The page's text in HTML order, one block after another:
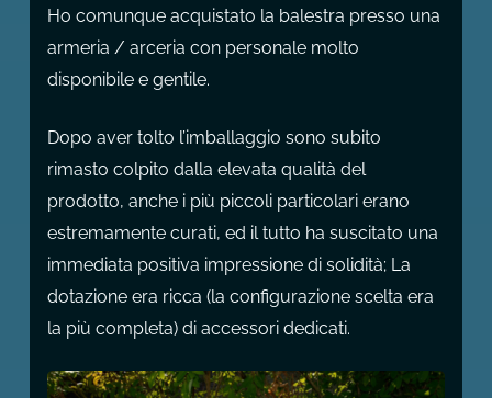
Ho comunque acquistato la balestra presso una
armeria / arceria con personale molto
disponibile e gentile.
Dopo aver tolto l’imballaggio sono subito
rimasto colpito dalla elevata qualità del
prodotto, anche i più piccoli particolari erano
estremamente curati, ed il tutto ha suscitato una
immediata positiva impressione di solidità; La
dotazione era ricca (la configurazione scelta era
la più completa) di accessori dedicati.